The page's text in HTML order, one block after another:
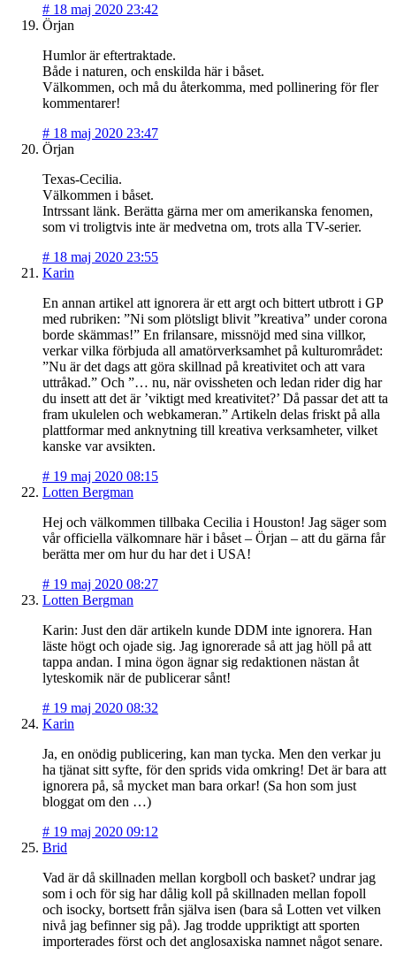
# 18 maj 2020 23:42
Örjan
Humlor är eftertraktade.
Både i naturen, och enskilda här i båset.
Välkommen, och må du återkomma, med pollinering för fler
kommentarer!
# 18 maj 2020 23:47
Örjan
Texas-Cecilia.
Välkommen i båset.
Intrssant länk. Berätta gärna mer om amerikanska fenomen,
som vi troligtvis inte är medvetna om, trots alla TV-serier.
# 18 maj 2020 23:55
Karin
En annan artikel att ignorera är ett argt och bittert utbrott i GP
med rubriken: ”Ni som plötsligt blivit ”kreativa” under corona
borde skämmas!” En frilansare, missnöjd med sina villkor,
verkar vilka förbjuda all amatörverksamhet på kulturområdet:
”Nu är det dags att göra skillnad på kreativitet och att vara
uttråkad.” Och ”… nu, när ovissheten och ledan rider dig har
du insett att det är ’viktigt med kreativitet?’ Då passar det att ta
fram ukulelen och webkameran.” Artikeln delas friskt på alla
plattformar med anknytning till kreativa verksamheter, vilket
kanske var avsikten.
# 19 maj 2020 08:15
Lotten Bergman
Hej och välkommen tillbaka Cecilia i Houston! Jag säger som
vår officiella välkomnare här i båset – Örjan – att du gärna får
berätta mer om hur du har det i USA!
# 19 maj 2020 08:27
Lotten Bergman
Karin: Just den där artikeln kunde DDM inte ignorera. Han
läste högt och ojade sig. Jag ignorerade så att jag höll på att
tappa andan. I mina ögon ägnar sig redaktionen nästan åt
lyteskomik när de publicerar sånt!
# 19 maj 2020 08:32
Karin
Ja, en onödig publicering, kan man tycka. Men den verkar ju
ha tjänat sitt syfte, för den sprids vida omkring! Det är bara att
ignorera på, så mycket man bara orkar! (Sa hon som just
bloggat om den …)
# 19 maj 2020 09:12
Brid
Vad är då skillnaden mellan korgboll och basket? undrar jag
som i och för sig har dålig koll på skillnaden mellan fopoll
och isocky, bortsett från själva isen (bara så Lotten vet vilken
nivå jag befinner sig på). Jag trodde uppriktigt att sporten
importerades först och det anglosaxiska namnet något senare.